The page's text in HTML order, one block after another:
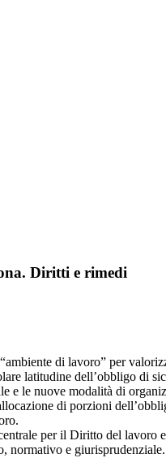
Diritti e rimedi
di lavoro” per
latitudine dell’obbligo di
e le nuove modalità di
di porzioni
per il Diritto del
normativo e giurisprudenziale.